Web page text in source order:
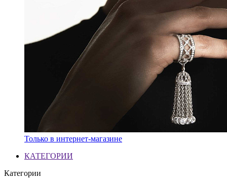
Только в интернет-магазине
КАТЕГОРИИ
Категории